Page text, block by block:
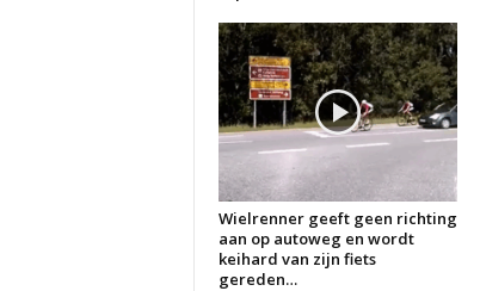
Wielrenner geeft geen richting
aan op autoweg en wordt
keihard van zijn fiets
gereden…